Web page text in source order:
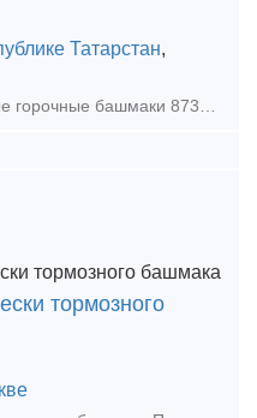
Татарстан,
тормозного